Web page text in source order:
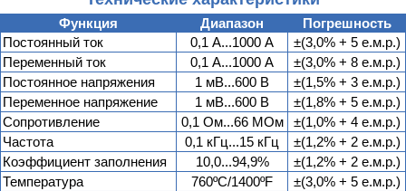
Функция Диапазон
Погрешность
Постоянный ток
0,1 А...1000 А
±(3,0% + 5 е.м.р.)
Переменный ток
0,1 А...1000 А
±(3,0% + 8 е.м.р.)
Постоянное напряжения
1 мВ...600 В
±(1,5% + 3 е.м.р.)
Переменное напряжение
1 мВ...600 В
±(1,8% + 5 е.м.р.)
Сопротивление
0,1 Ом...66 МОм
±(1,0% + 4 е.м.р.)
Частота
0,1 кГц...15 кГц
±(1,2% + 2 е.м.р.)
Коэффициент заполнения
10,0...94,9%
±(1,2% + 2 е.м.р.)
Температура
760ºС/1400ºF
±(3,0% + 5 е.м.р.)